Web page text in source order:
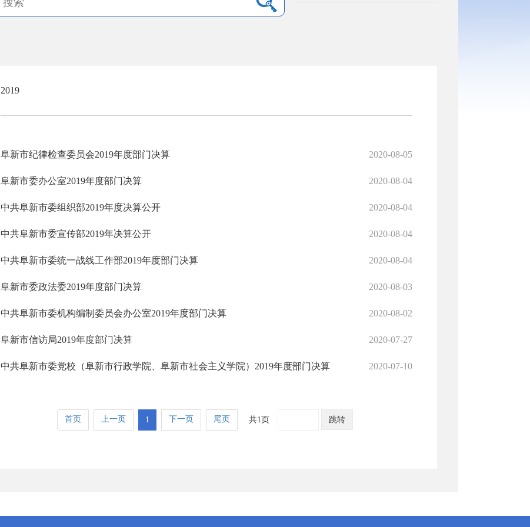
2019
阜新市纪律检查委员会2019年度部门决算 2020-08-05
阜新市委办公室2019年度部门决算 2020-08-04
中共阜新市委组织部2019年度决算公开 2020-08-04
中共阜新市委宣传部2019年决算公开 2020-08-04
中共阜新市委统一战线工作部2019年度部门决算 2020-08-04
阜新市委政法委2019年度部门决算 2020-08-03
中共阜新市委机构编制委员会办公室2019年度部门决算 2020-08-02
阜新市信访局2019年度部门决算 2020-07-27
中共阜新市委党校（阜新市行政学院、阜新市社会主义学院）2019年度部门决算 2020-07-10
首页 上一页 1 下一页 尾页 共1页 跳转